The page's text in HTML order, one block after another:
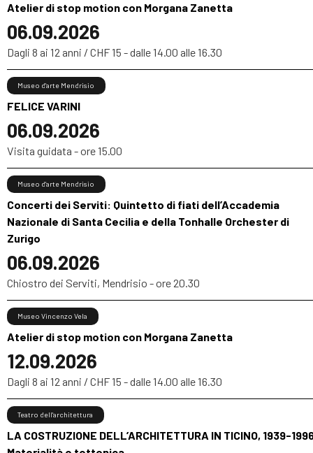
Atelier di stop motion con Morgana Zanetta
06.09.2026
Dagli 8 ai 12 anni / CHF 15 - dalle 14.00 alle 16.30
FELICE VARINI
06.09.2026
Museo d'arte Mendrisio
Visita guidata - ore 15.00
Concerti dei Serviti: Quintetto di fiati dell’Accademia
Nazionale di Santa Cecilia e della Tonhalle Orchester di
Zurigo
06.09.2026
Museo d'arte Mendrisio
Chiostro dei Serviti, Mendrisio - ore 20.30
Atelier di stop motion con Morgana Zanetta
12.09.2026
Museo Vincenzo Vela
Dagli 8 ai 12 anni / CHF 15 - dalle 14.00 alle 16.30
LA COSTRUZIONE DELL’ARCHITETTURA IN TICINO, 1939-
Teatro dell'architettura